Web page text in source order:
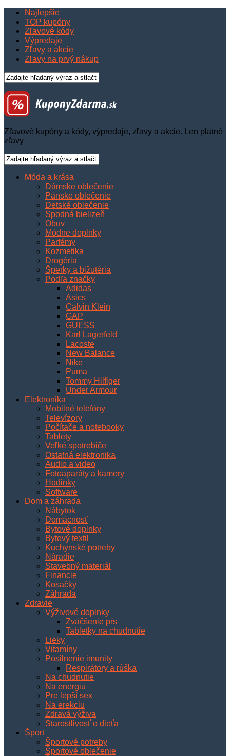
Najlepšie
TOP kupóny
Zľavové kódy
Výpredaje
Zľavy a akcie
Zľavy na prvý nákup
Zľavové kupóny a kódy, výpredaje, zľavy a akcie. Len platné
zľavy
Móda a krása
Dámske oblečenie
Pánske oblečenie
Detské oblečenie
Spodná bielizeň
Obuv
Módne doplnky
Parfémy
Kozmetika
Drogéria
Šperky a bižutéria
Podľa značky
Adidas
Asics
Calvin Klein
GAP
GUESS
Karl Lagerfeld
Lacoste
New Balance
Nike
Puma
Tommy Hilfiger
Under Armour
Elektronika
Mobilné telefóny
Televízory
Počítače a notebooky
Tablety
Veľké spotrebiče
Ostatná elektronika
Audio a video
Fotoaparáty a kamery
Hodinky
Software
Dom a záhrada
Nábytok
Domácnosť
Bytové doplnky
Bytový textil
Kuchynské potreby
Náradie
Stavebný materiál
Financie
Kosačky
Záhrada
Zdravie
Výživové doplnky
Zväčšenie pŕs
Tabletky na chudnutie
Lieky
Vitamíny
Posilnenie imunity
Respirátory a rúška
Na chudnutie
Na energiu
Pre lepší sex
Na erekciu
Zdravá výživa
Starostlivosť o dieťa
Šport
Športové potreby
Športové oblečenie